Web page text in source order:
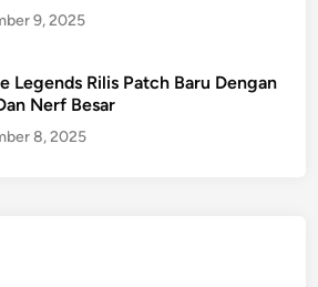
9, 2025
Legends Rilis Patch Baru Dengan
Nerf Besar
8, 2025